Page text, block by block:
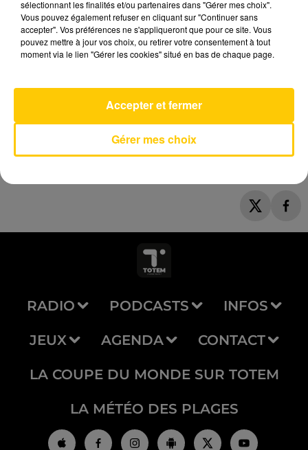
LOREEN
RADIO PODCASTS INFOS
JEUX AGENDA CONTACT
LA COUPE DU MONDE SUR TOTEM
LA MÉTÉO DES PLAGES
sélectionnant les finalités et/ou partenaires dans "Gérer mes choix".
Vous pouvez également refuser en cliquant sur "Continuer sans
accepter". Vos préférences ne s'appliqueront que pour ce site. Vous
pouvez mettre à jour vos choix, ou retirer votre consentement à tout
moment via le lien "Gérer les cookies" situé en bas de chaque page.
Gérer mes choix
Accepter et fermer